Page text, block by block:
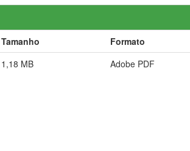
Tamanho
Formato
1,18 MB Adobe PDF